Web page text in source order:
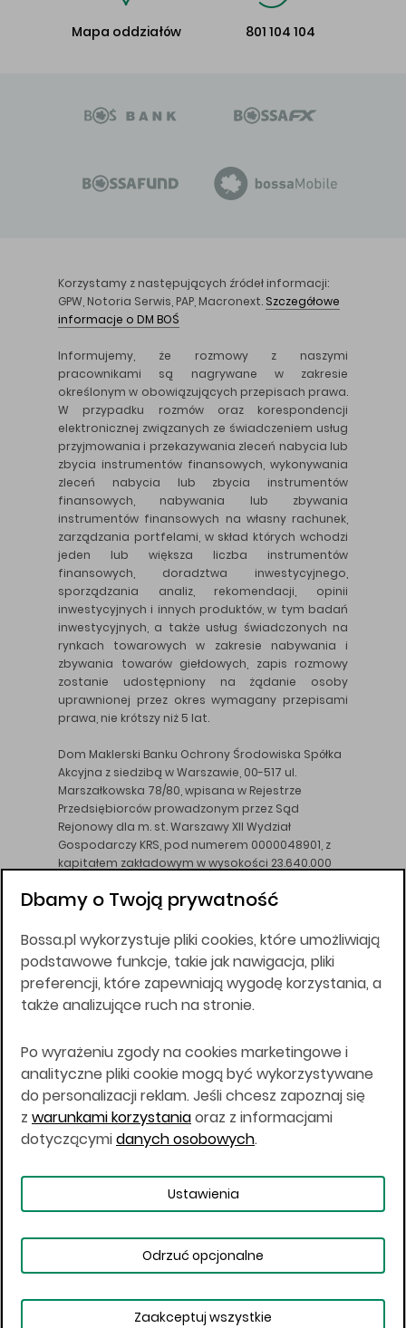
Mapa oddziałów 801 104 104
Korzystamy z następujących źródeł informacji:
GPW, Notoria Serwis, PAP, Macronext. Szczegółowe
informacje o DM BOŚ
Informujemy, że rozmowy z naszymi
pracownikami są nagrywane w zakresie
określonym w obowiązujących przepisach prawa.
W przypadku rozmów oraz korespondencji
elektronicznej związanych ze świadczeniem usług
przyjmowania i przekazywania zleceń nabycia lub
zbycia instrumentów finansowych, wykonywania
zleceń nabycia lub zbycia instrumentów
finansowych, nabywania lub zbywania
instrumentów finansowych na własny rachunek,
zarządzania portfelami, w skład których wchodzi
jeden lub większa liczba instrumentów
finansowych, doradztwa inwestycyjnego,
sporządzania analiz, rekomendacji, opinii
inwestycyjnych i innych produktów, w tym badań
inwestycyjnych, a także usług świadczonych na
rynkach towarowych w zakresie nabywania i
zbywania towarów giełdowych, zapis rozmowy
zostanie udostępniony na żądanie osoby
uprawnionej przez okres wymagany przepisami
prawa, nie krótszy niż 5 lat.
Dom Maklerski Banku Ochrony Środowiska Spółka
Akcyjna z siedzibą w Warszawie, 00-517 ul.
Marszałkowska 78/80, wpisana w Rejestrze
Przedsiębiorców prowadzonym przez Sąd
Rejonowy dla m. st. Warszawy XII Wydział
Gospodarczy KRS, pod numerem 0000048901, z
kapitałem zakładowym w wysokości 23.640.000
DM BOŚ działa na podstawie zezwolenia KNF z dnia
Wszelkie informacje na niniejszej stronie w tym
informacje o produktach inwestycyjnych nie są
kierowane do osób mających miejsce
zamieszkania lub pobytu w Stanach
Japonii, ani w dowolnej innej jurysdykcji, w której
taki materiał byłby sprzeczny z prawem lub w
których zgodne z prawem nabycie produktów
inwestycyjnych nie jest możliwe lub w której nie
jest możliwe złożenie oferty. Prawa obowiązujące
w danej jurysdykcji określają, czy jest możliwe
nabycie poszczególnych produktów
Copyright © 2026 BOŚ | BOSSA.PL
Warunki korzystania
Dane osobowe
Dbamy o Twoją prywatność
Bossa.pl wykorzystuje pliki cookies, które umożliwiają
podstawowe funkcje, takie jak nawigacja, pliki
preferencji, które zapewniają wygodę korzystania, a
także analizujące ruch na stronie.
Po wyrażeniu zgody na cookies marketingowe i
analityczne pliki cookie mogą być wykorzystywane
do personalizacji reklam. Jeśli chcesz zapoznaj się
z warunkami korzystaniaoraz z informacjami
dotyczącymidanych osobowych.
Ustawienia
Odrzuć opcjonalne
Zaakceptuj wszystkie